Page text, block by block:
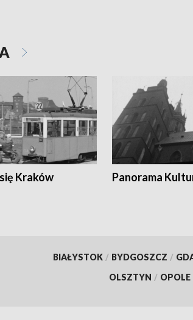
Kraków Panorama
BIAŁYSTOK / BYDGOSZCZ /
OLSZTYN / OPOLE